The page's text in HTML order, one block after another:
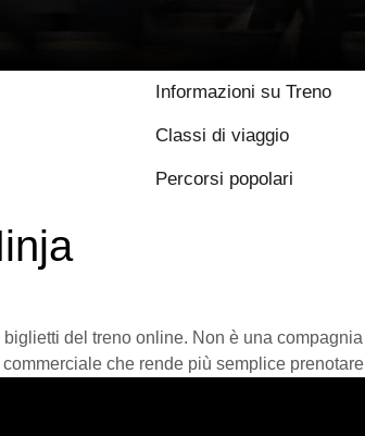
Informazioni su Treno
Classi di viaggio
Percorsi popolari
del treno online. Non è una
che rende più semplice